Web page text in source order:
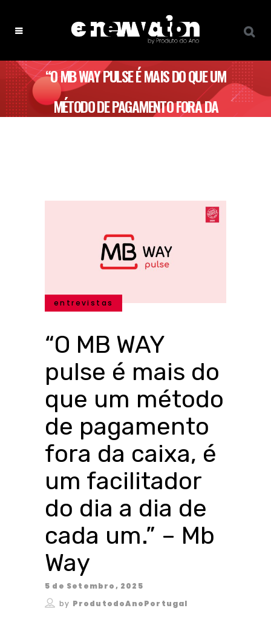
“O MB WAY PULSE É MAIS DO QUE UM
MÉTODO DE PAGAMENTO FORA DA
entrevistas
“O MB WAY
pulse é mais do
que um método
de pagamento
fora da caixa, é
um facilitador
do dia a dia de
cada um.” – Mb
Way
5 de Setembro, 2025
by ProdutodoAnoPortugal